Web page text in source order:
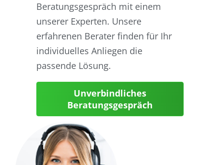
Beratungsgespräch mit einem
unserer Experten. Unsere
erfahrenen Berater finden für Ihr
individuelles Anliegen die
passende Lösung.
Unverbindliches
Beratungsgespräch